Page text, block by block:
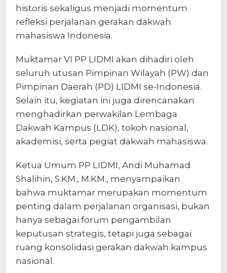
historis sekaligus menjadi momentum
refleksi perjalanan gerakan dakwah
mahasiswa Indonesia.
Muktamar VI PP LIDMI akan dihadiri oleh
seluruh utusan Pimpinan Wilayah (PW) dan
Pimpinan Daerah (PD) LIDMI se-Indonesia.
Selain itu, kegiatan ini juga direncanakan
menghadirkan perwakilan Lembaga
Dakwah Kampus (LDK), tokoh nasional,
akademisi, serta pegiat dakwah mahasiswa.
Ketua Umum PP LIDMI, Andi Muhamad
Shalihin, S.KM., M.KM., menyampaikan
bahwa muktamar merupakan momentum
penting dalam perjalanan organisasi, bukan
hanya sebagai forum pengambilan
keputusan strategis, tetapi juga sebagai
ruang konsolidasi gerakan dakwah kampus
nasional.